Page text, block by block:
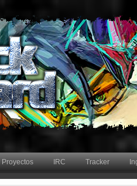
Proyectos IRC Tracker